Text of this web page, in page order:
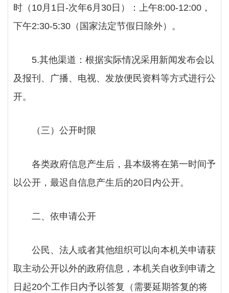
时（10月1日-次年6月30日）：上午8:00-12:00，
下午2:30-5:30（国家法定节假日除外）。
5.其他渠道：根据实际情况采用新闻发布会以
及报刊、广播、电视、发放便民资料等方式进行公
开。
（三） 公开时限
各类政府信息产生后，县本级将在第一时间予
以公开，最迟自信息产生后的20日内公开。
二、依申请公开
公民、法人或者其他组织可以向本机关申请获
取主动公开以外的政府信息，本机关自收到申请之
日起20个工作日内予以答复（需要延期答复的将